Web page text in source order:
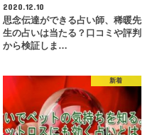
2020.12.10
思念伝達ができる占い師、稀暖先
生の占いは当たる？口コミや評判
から検証しま…
新着